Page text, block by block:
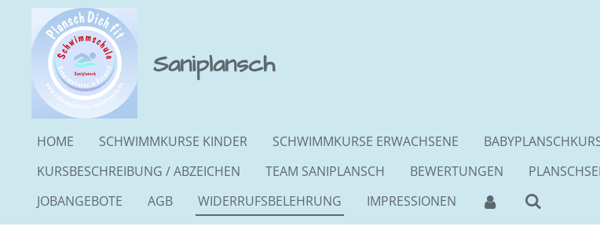
Hauptinhalt
springen
Saniplansch
HOME SCHWIMMKURSE KINDER SCHWIMMKURSE ERWACHSENE
KURSBESCHREIBUNG / ABZEICHEN
TEAM SANIPLANSCH BEWERTUNGEN
JOBANGEBOTE
AGB WIDERRUFSBELEHRUNG IMPRESSIONEN